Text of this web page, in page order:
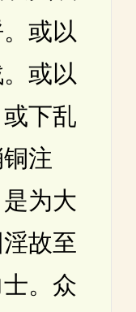
或以
或以
下乱
注
为大
故至
。众